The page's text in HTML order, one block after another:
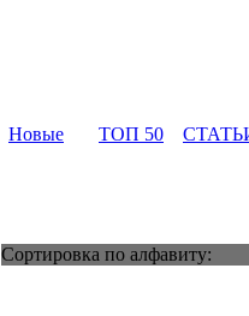
Новые ТОП 50
Сортировка по алфавиту: